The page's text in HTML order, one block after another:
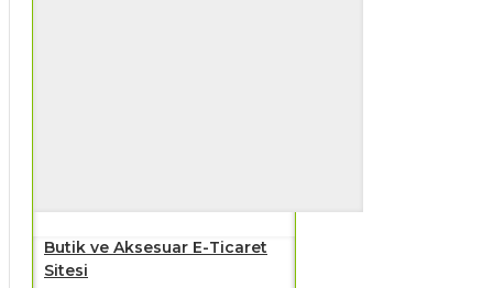
Butik ve Aksesuar E-Ticaret
Sitesi